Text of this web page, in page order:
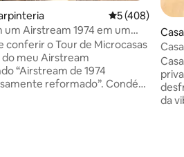
de 5, 192 avaliações
5 de uma
5 (408)
um Airstream 1974 em um
conferir o Tour de Microcasas
meu Airstream
“Airstream de 1974
reformado”. Condé
da